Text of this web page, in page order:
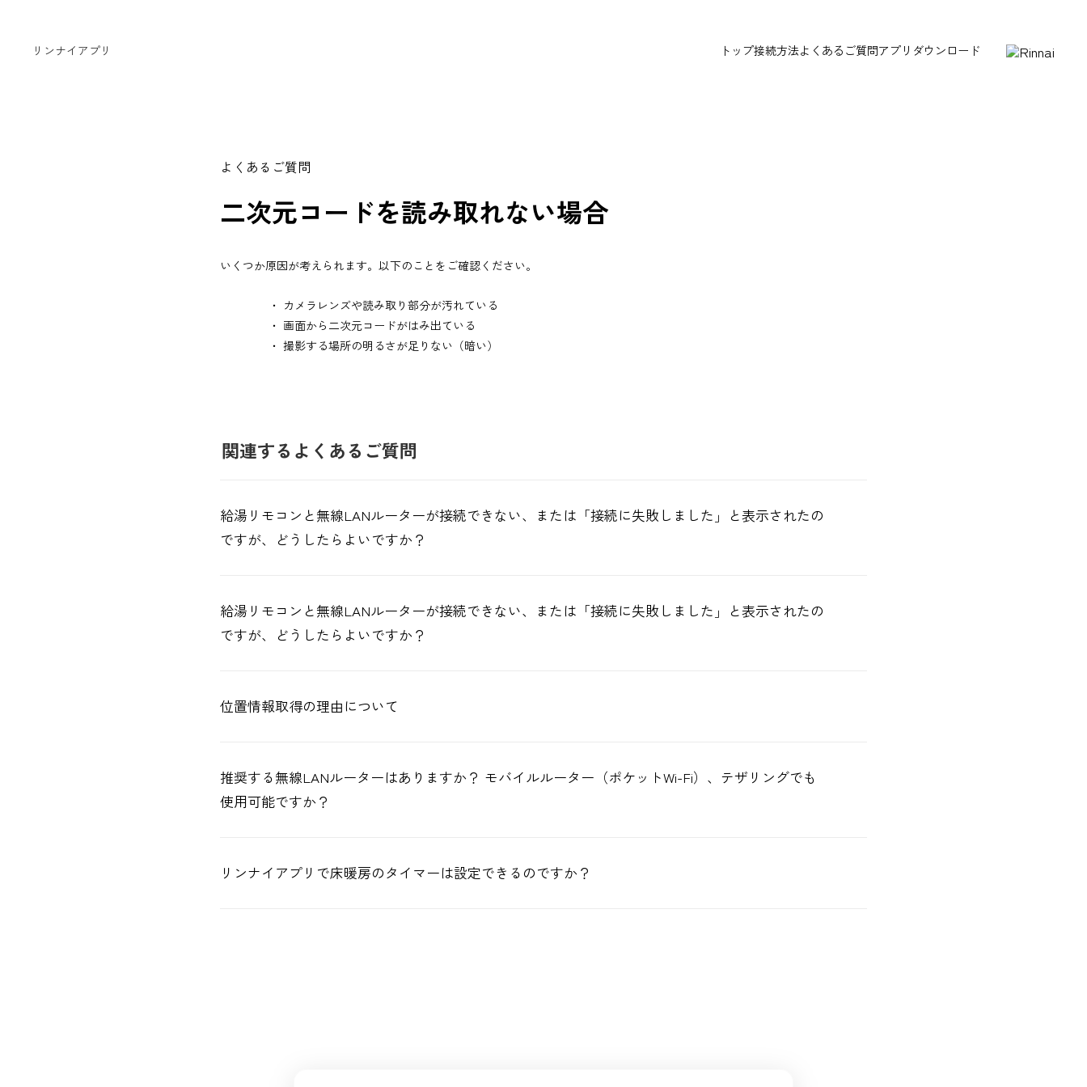
リンナイアプリ トップ接続方法よくあるご質問アプリダウンロード
よくあるご質問
二次元コードを読み取れない場合
いくつか原因が考えられます。以下のことをご確認ください。
・ カメラレンズや読み取り部分が汚れている
・ 画面から二次元コードがはみ出ている
・ 撮影する場所の明るさが足りない（暗い）
関連するよくあるご質問
給湯リモコンと無線LANルーターが接続できない、または「接続に失敗しました」と表示されたの
ですが、どうしたらよいですか？
給湯リモコンと無線LANルーターが接続できない、または「接続に失敗しました」と表示されたの
ですが、どうしたらよいですか？
位置情報取得の理由について
推奨する無線LANルーターはありますか？ モバイルルーター（ポケットWi-Fi）、テザリングでも
使用可能ですか？
リンナイアプリで床暖房のタイマーは設定できるのですか？